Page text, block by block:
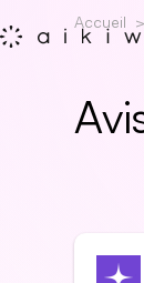
Accueil